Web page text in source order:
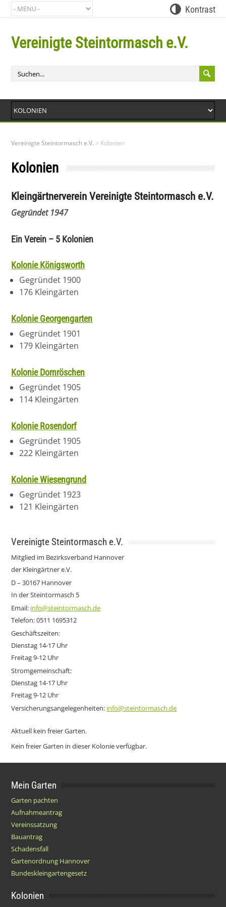
Kontrast
Vereinigte Steintormasch e.V.
Vereinigte Steintormasch e.V. > Kolonien
Kolonien
Kleingärtnerverein Vereinigte Steintormasch e.V.
Gegründet 1947
Ein Verein – 5 Kolonien
Kolonie Königsworth
Gegründet 1900
176 Kleingärten
Kolonie Georgengarten
Gegründet 1901
179 Kleingärten
Kolonie Dornröschen
Gegründet 1905
114 Kleingärten
Kolonie Rosendorf
Gegründet 1905
222 Kleingärten
Kolonie Wiesengrund
Gegründet 1923
121 Kleingärten
Vereinigte Steintormasch e.V.
Mitglied im Bezirksverband Hannover
der Kleingärtner e.V.
D – 30167 Hannover
In der Steintormasch 5
Email: info@steintormasch.de
Telefon: 0511 1695312
Geschäftszeiten:
Dienstag 14-17 Uhr
Freitag 9-12 Uhr
Stromgemeinschaft:
Dienstag 14-17 Uhr
Freitag 9-12 Uhr
Versicherungsangelegenheiten: info@steintormasch.de
Aktuell kein freier Garten.
Kein freier Garten in dieser Kolonie verfügbar.
Mein Garten
Garten pachten
Aufnahmeantrag
Vereinssatzung
Bauantrag
Schadensfall
Gartenordnung Hannover
Bundeskleingartengesetz
Kolonien